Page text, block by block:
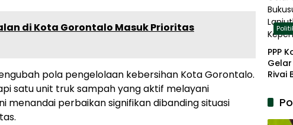
di Kota Gorontalo Masuk Prioritas
pola pengelolaan kebersihan Kota Gorontalo.
satu unit truk sampah yang aktif melayani
menandai perbaikan signifikan dibanding situasi
PPP
Rivai